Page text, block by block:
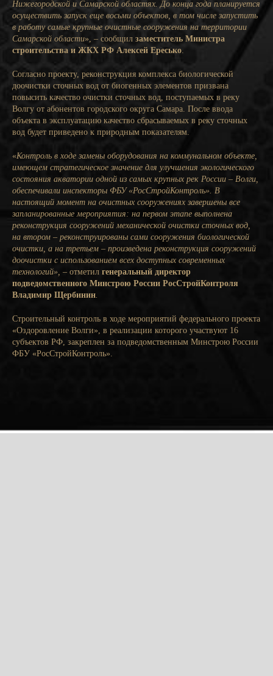
Нижегородской и Самарской областях. До конца года планируется
осуществить запуск еще восьми объектов, в том числе запустить
в работу самые крупные очистные сооружения на территории
Самарской области», – сообщил заместитель Министра
строительства и ЖКХ РФ Алексей Ересько.
Согласно проекту, реконструкция комплекса биологической
доочистки сточных вод от биогенных элементов призвана
повысить качество очистки сточных вод, поступаемых в реку
Волгу от абонентов городского округа Самара. После ввода
объекта в эксплуатацию качество сбрасываемых в реку сточных
вод будет приведено к природным показателям.
«Контроль в ходе замены оборудования на коммунальном объекте,
имеющем стратегическое значение для улучшения экологического
состояния акватории одной из самых крупных рек России – Волги,
обеспечивали инспекторы ФБУ «РосСтройКонтроль». В
настоящий момент на очистных сооружениях завершены все
запланированные мероприятия: на первом этапе выполнена
реконструкция сооружений механической очистки сточных вод,
на втором – реконструированы сами сооружения биологической
очистки, а на третьем – произведена реконструкция сооружений
доочистки с использованием всех доступных современных
технологий», – отметил генеральный директор
подведомственного Минстрою России РосСтройКонтроля
Владимир Щербинин.
Строительный контроль в ходе мероприятий федерального проекта
«Оздоровление Волги», в реализации которого участвуют 16
субъектов РФ, закреплен за подведомственным Минстрою России
ФБУ «РосСтройКонтроль».